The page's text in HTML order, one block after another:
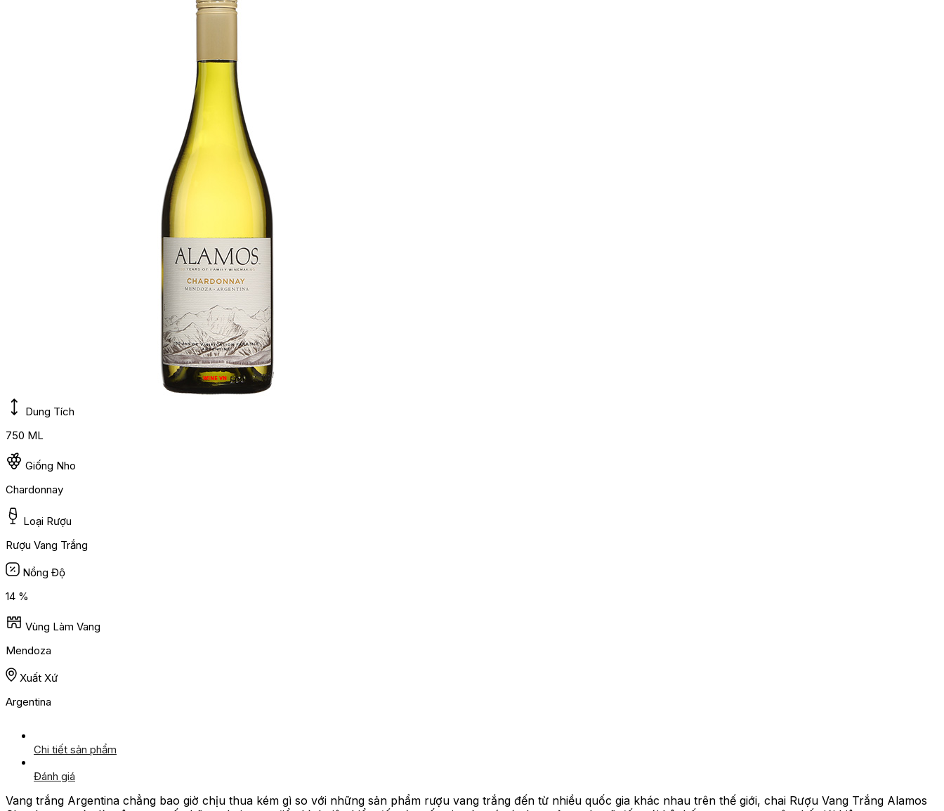
Dung Tích
750 ML
Giống Nho
Chardonnay
Loại Rượu
Rượu Vang Trắng
Nồng Độ
14 %
Vùng Làm Vang
Mendoza
Xuất Xứ
Argentina
Chi tiết sản phẩm
Đánh giá
Vang trắng Argentina chẳng bao giờ chịu thua kém gì so với những sản phẩm rượu vang trắng đến từ nhiều quốc gia khác nhau trên thế giới, chai Rượu Vang Trắng Alamos